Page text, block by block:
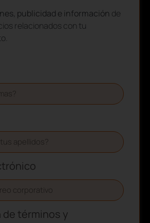
publicidad e información de
relacionados con tu
términos y